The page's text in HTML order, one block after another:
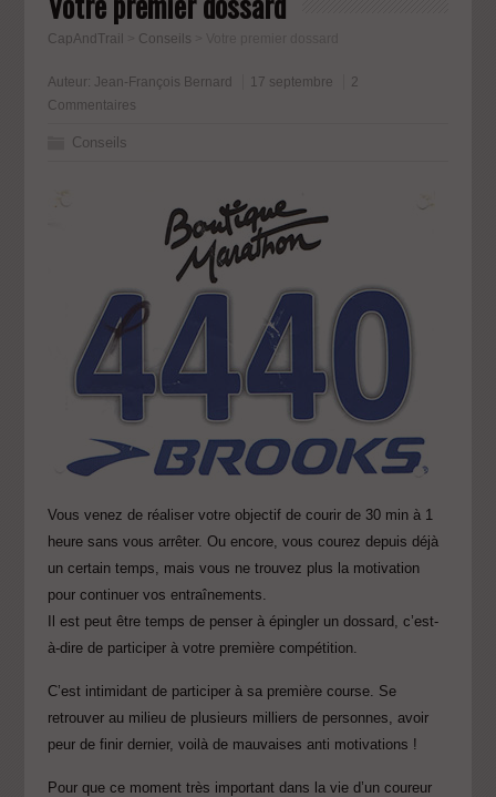
CapAndTrail Conseils
Auteur: Jean-François Bernard 17 septembre
2
Commentaires
Conseils
Vous venez de réaliser votre objectif de courir de 30 min à 1
heure sans vous arrêter. Ou encore, vous courez depuis déjà
un certain temps, mais vous ne trouvez plus la motivation
pour continuer vos entraînements.
Il est peut être temps de penser à épingler un dossard, c’est-
à-dire de participer à votre première compétition.
C’est intimidant de participer à sa première course. Se
retrouver au milieu de plusieurs milliers de personnes, avoir
peur de finir dernier, voilà de mauvaises anti motivations !
Pour que ce moment très important dans la vie d’un coureur